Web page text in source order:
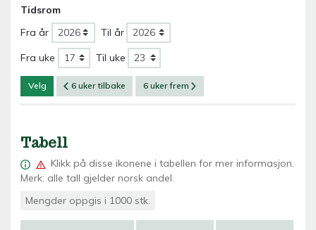
Tidsrom
Fra år
Til år
Fra uke Til uke
Velg 6 uker tilbake 6 uker frem
Tabell
Klikk på disse ikonene i tabellen for mer informasjon.
Merk: alle tall gjelder norsk andel.
Mengder oppgis i 1000 stk.